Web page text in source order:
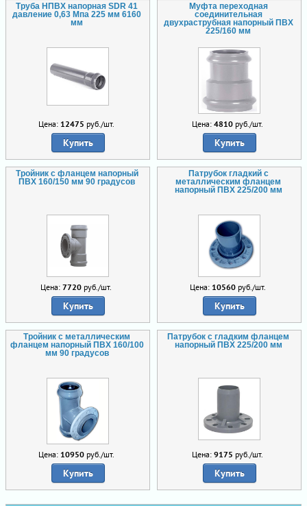
Труба НПВХ напорная SDR 41
давление 0,63 Мпа 225 мм 6160
мм
Цена: 12475 руб./шт.
Купить
Муфта переходная
соединительная
двухраструбная напорный ПВХ
225/160 мм
Цена: 4810 руб./шт.
Купить
Тройник с фланцем напорный
ПВХ 160/150 мм 90 градусов
Цена: 7720 руб./шт.
Купить
Патрубок гладкий с
металлическим фланцем
напорный ПВХ 225/200 мм
Цена: 10560руб./шт.
Купить
Тройник с металлическим
фланцем напорный ПВХ 160/100
мм 90 градусов
Цена: 10950руб./шт.
Купить
Патрубок с гладким фланцем
напорный ПВХ 225/200 мм
Цена: 9175 руб./шт.
Купить